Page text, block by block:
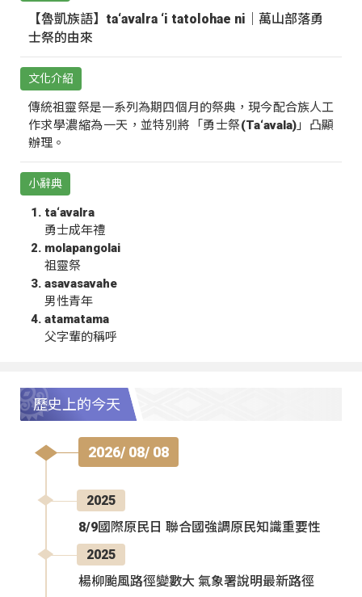
【魯凱族語】ta‘avalra ‘i tatolohae ni｜萬山部落勇
士祭的由來
文化介紹
傳統祖靈祭是一系列為期四個月的祭典，現今配合族人工
作求學濃縮為一天，並特別將「勇士祭(Ta‘avala)」凸顯
辦理。
小辭典
ta‘avalra
勇士成年禮
molapangolai
祖靈祭
asavasavahe
男性青年
atamatama
父字輩的稱呼
歷史上的今天
2026/ 08/ 08
2025
8/9國際原民日 聯合國強調原民知識重要性
2025
楊柳颱風路徑變數大 氣象署說明最新路徑